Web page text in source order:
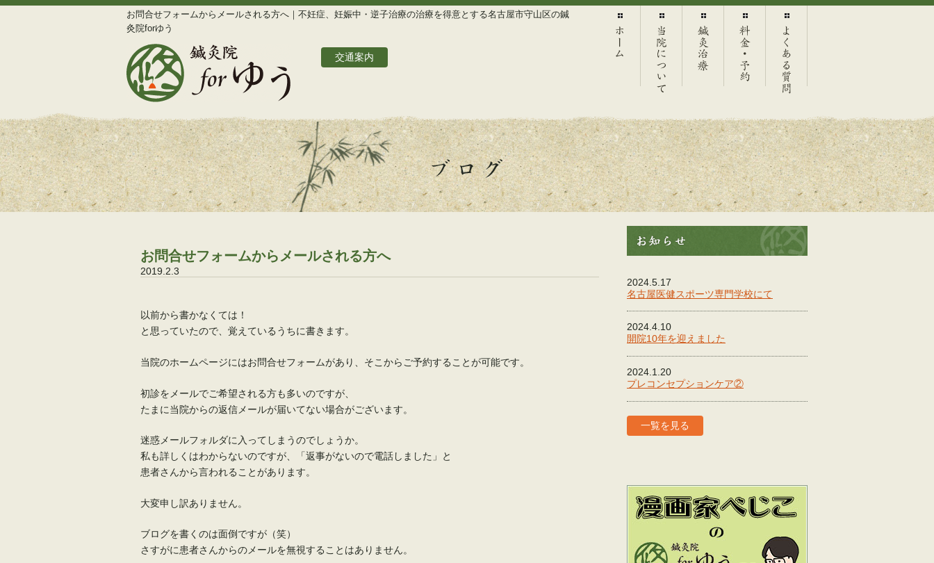
お問合せフォームからメールされる方へ｜不妊症、妊娠中・逆子治療の治療を得意とする名古屋市守山区の鍼
灸院forゆう
交通案内
いて
約
質問
お問合せフォームからメールされる方へ
2019.2.3
以前から書かなくては！
と思っていたので、覚えているうちに書きます。
当院のホームページにはお問合せフォームがあり、そこからご予約することが可能です。
初診をメールでご希望される方も多いのですが、
たまに当院からの返信メールが届いてない場合がございます。
迷惑メールフォルダに入ってしまうのでしょうか。
私も詳しくはわからないのですが、「返事がないので電話しました」と
患者さんから言われることがあります。
大変申し訳ありません。
ブログを書くのは面倒ですが（笑）
さすがに患者さんからのメールを無視することはありません。
2024.5.17
名古屋医健スポーツ専門学校にて
2024.4.10
開院10年を迎えました
2024.1.20
プレコンセプションケア②
一覧を見る